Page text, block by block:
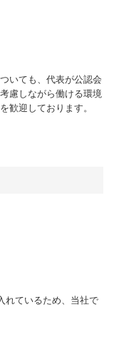
いても、代表が公認会
慮しながら働ける環境
歓迎しております。
れているため、当社で